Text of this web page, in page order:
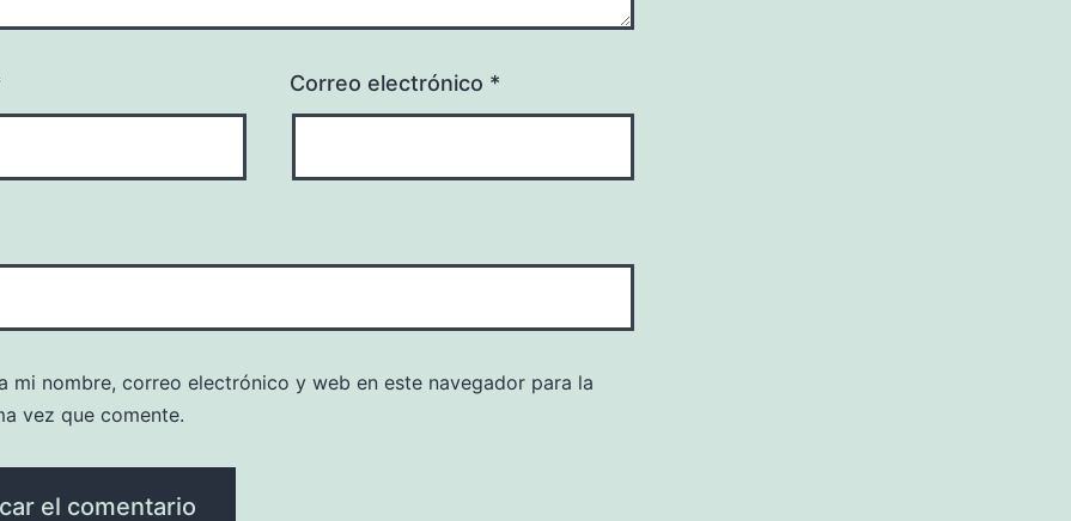
Correo electrónico *
mi nombre, correo electrónico y web en este navegador para la
vez que comente.